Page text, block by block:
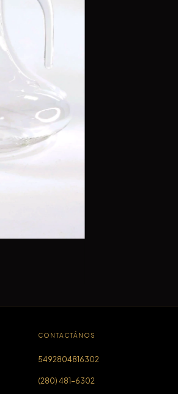
CONTACTÁNOS
5492804816302
(280) 481-6302